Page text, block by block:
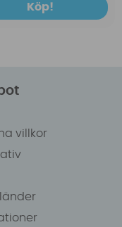
Köp!
villkor